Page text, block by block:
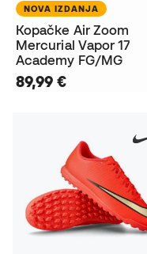
NOVA IZDANJA
Kopačke Air Zoom
Mercurial Vapor 17
Academy FG/MG
89,99 €